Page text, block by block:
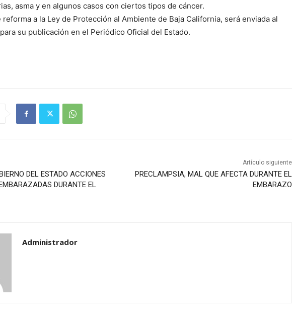
asma y en algunos casos con ciertos tipos de cáncer.
reforma a la Ley de Protección al Ambiente de Baja California, será enviada al
su publicación en el Periódico Oficial del Estado.
DEL ESTADO ACCIONES
DURANTE EL
Artículo siguiente
PRECLAMPSIA, MAL QUE AFECTA DURANTE EL
EMBARAZO
Administrador